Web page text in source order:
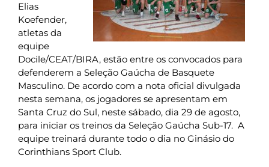
Elias
Koefender,
atletas da
equipe
Docile/CEAT/BIRA, estão entre os convocados para
defenderem a Seleção Gaúcha de Basquete
Masculino. De acordo com a nota oficial divulgada
nesta semana, os jogadores se apresentam em
Santa Cruz do Sul, neste sábado, dia 29 de agosto,
para iniciar os treinos da Seleção Gaúcha Sub-17. A
equipe treinará durante todo o dia no Ginásio do
Corinthians Sport Club.